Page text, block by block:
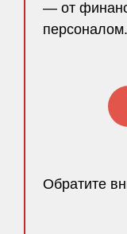
— от
персоналом.
Обратите